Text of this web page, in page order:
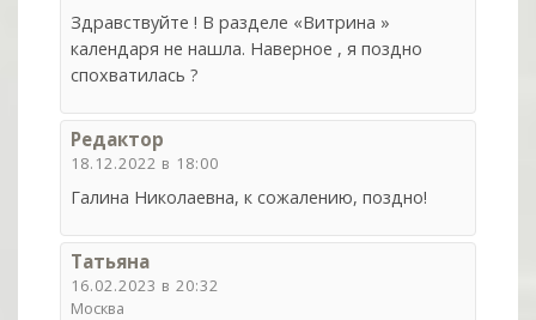
Здравствуйте ! В разделе «Витрина »
календаря не нашла. Наверное , я поздно
спохватилась ?
Редактор
18.12.2022 в 18:00
Галина Николаевна, к сожалению, поздно!
Татьяна
16.02.2023 в 20:32
Москва